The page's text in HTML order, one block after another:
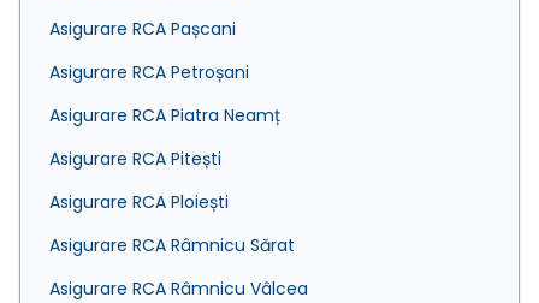
Asigurare RCA Pașcani
Asigurare RCA Petroșani
Asigurare RCA Piatra Neamț
Asigurare RCA Pitești
Asigurare RCA Ploiești
Asigurare RCA Râmnicu Sărat
Asigurare RCA Râmnicu Vâlcea